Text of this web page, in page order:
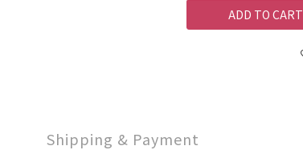
ADD TO CART
Shipping & Payment